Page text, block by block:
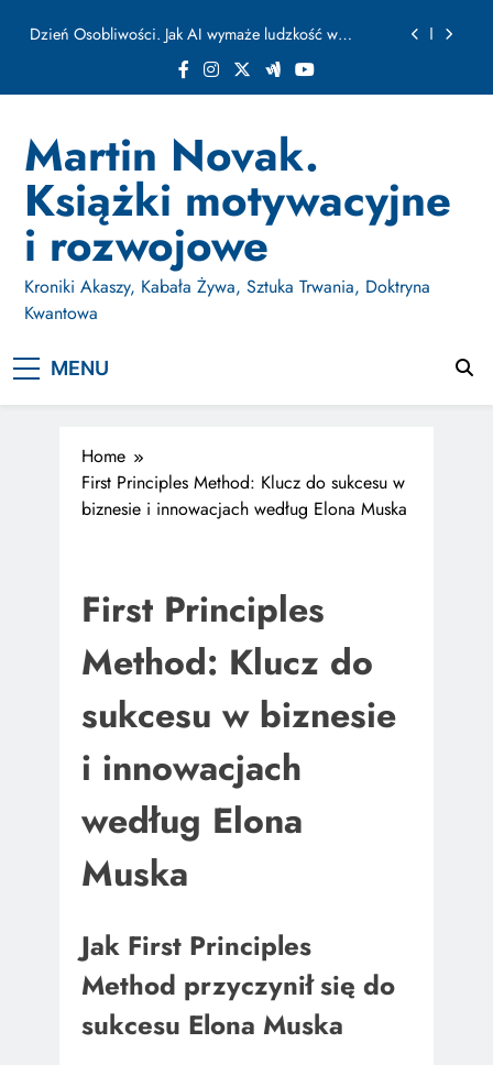
Jak Budować Myślokształty Powodzenia
Jak Projektować i Aktywować Myślokształty dla
Osiągania Celów w Codziennym Życiu
Dzień Osobliwości. Jak AI wymaże ludzkość w
ułamku sekundy
Jak Budować Myślokształty Powodzenia
Jak Projektować i Aktywować Myślokształty dla
Osiągania Celów w Codziennym Życiu
Martin Novak.
Książki motywacyjne
i rozwojowe
Kroniki Akaszy, Kabała Żywa, Sztuka Trwania, Doktryna
Kwantowa
MENU
Home
First Principles Method: Klucz do sukcesu w
biznesie i innowacjach według Elona Muska
First Principles
Method: Klucz do
sukcesu w biznesie
i innowacjach
według Elona
Muska
Jak First Principles
Method przyczynił się do
sukcesu Elona Muska